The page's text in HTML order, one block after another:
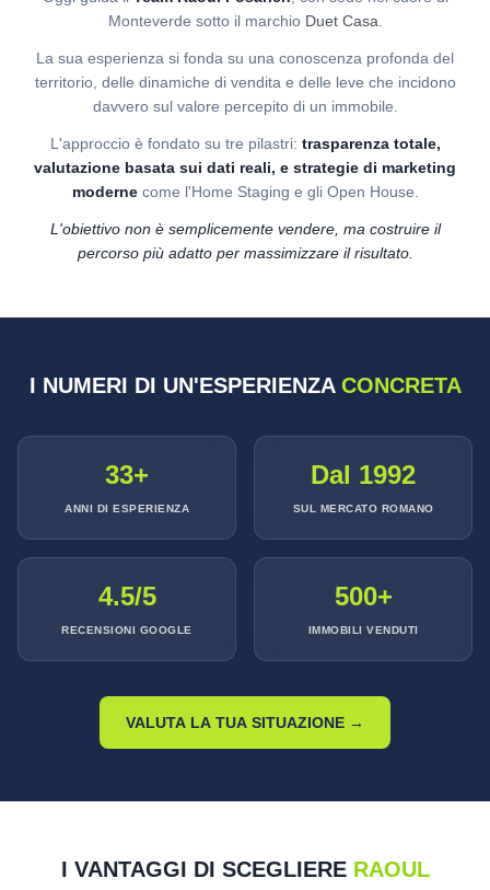
Monteverde sotto il marchio Duet Casa
La sua esperienza si fonda su una conoscenza profonda del
territorio, delle dinamiche di vendita e delle leve che incidono
davvero sul valore percepito di un immobile.
L'approccio è fondato su tre pilastri: trasparenza totale,
valutazione basata sui dati reali, e strategie di marketing
moderne come l'Home Staging e gli Open House.
L'obiettivo non è semplicemente vendere, ma costruire il
percorso più adatto per massimizzare il risultato.
I NUMERI DI UN'ESPERIENZA CONCRETA
33+
ANNI DI ESPERIENZA
Dal 1992
SUL MERCATO ROMANO
4.5/5
RECENSIONI GOOGLE
500+
IMMOBILI VENDUTI
VALUTA LA TUA SITUAZIONE →
I VANTAGGI DI SCEGLIERE RAOUL